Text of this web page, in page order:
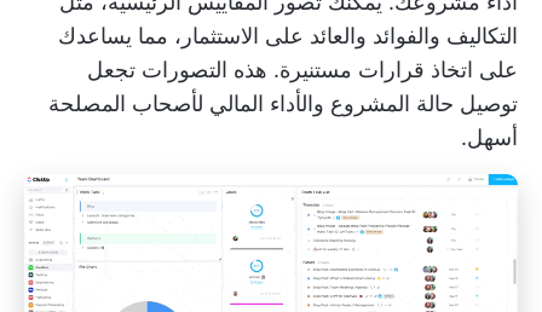
التكاليف والفوائد والعائد على الاستثمار، مما يساعدك
على اتخاذ قرارات مستنيرة. هذه التصورات تجعل
توصيل حالة المشروع والأداء المالي لأصحاب المصلحة
أسهل.